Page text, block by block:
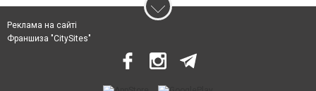
Реклама на сайті
Франшиза "CitySites"